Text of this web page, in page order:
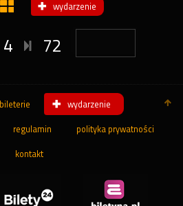
wydarzenie
4 72
bileterie wydarzenie
regulamin polityka prywatności
kontakt